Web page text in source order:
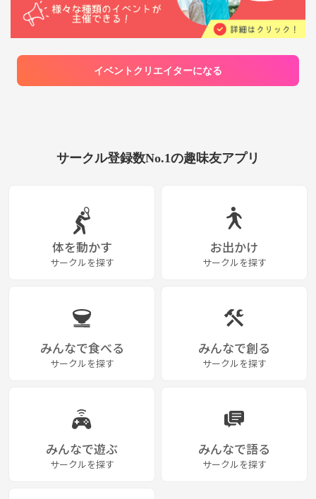
なる方はお気軽にメッセージください！ 皆さ
んと一緒にPokerができる日を楽しみにしてい
イベントクリエイターになる
サークル登録数No.1の趣味友アプリ
体を動かす
サークルを探す
お出かけ
サークルを探す
みんなで食べる
サークルを探す
みんなで創る
サークルを探す
みんなで遊ぶ
サークルを探す
みんなで語る
サークルを探す